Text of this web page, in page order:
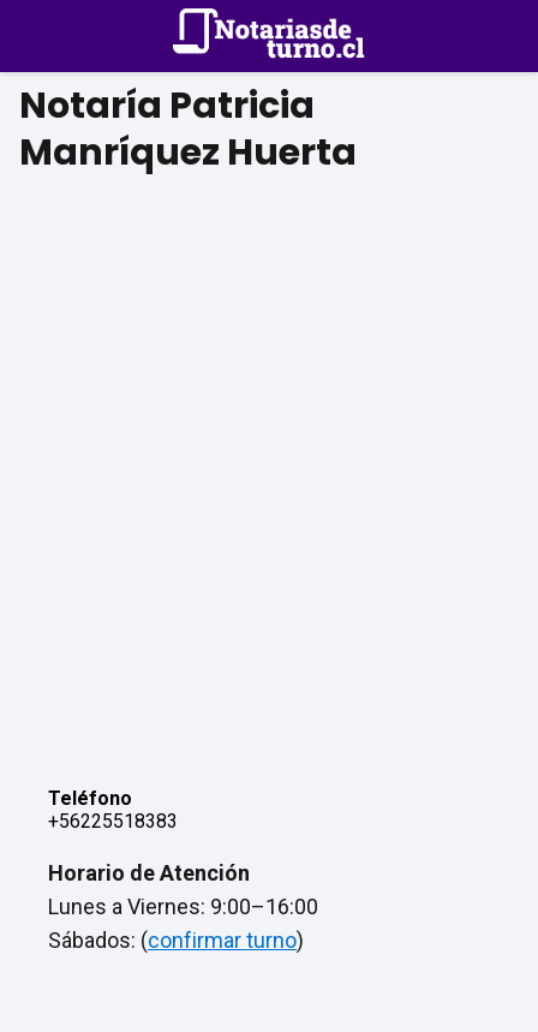
Notaría Patricia
Manríquez Huerta
Teléfono
+56225518383
Horario de Atención
Lunes a Viernes: 9:00–16:00
Sábados: (confirmar turno)